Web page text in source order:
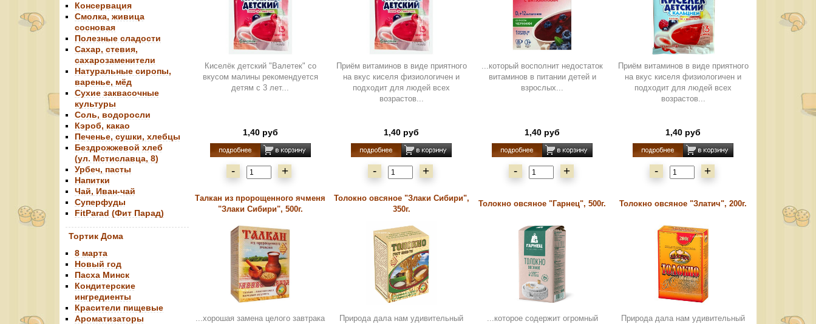
Консервация
Смолка, живица
сосновая
Полезные сладости
Сахар, стевия,
сахарозаменители
Натуральные сиропы,
варенье, мёд
Сухие заквасочные
культуры
Соль, водоросли
Кэроб, какао
Печенье, сушки, хлебцы
Бездрожжевой хлеб
(ул. Мстиславца, 8)
Урбеч, пасты
Напитки
Чай, Иван-чай
Суперфуды
FitParad (Фит Парад)
Тортик Дома
8 марта
Новый год
Пасха Минск
Кондитерские
ингредиенты
Красители пищевые
Ароматизаторы
Киселёк детский "Валетек" со
вкусом малины рекомендуется
детям с 3 лет...
1,40 руб
- +
Приём витаминов в виде приятного
на вкус киселя физиологичен и
подходит для людей всех
возрастов...
1,40 руб
- +
...который восполнит недостаток
витаминов в питании детей и
взрослых...
1,40 руб
- +
Приём витаминов в виде приятного
на вкус киселя физиологичен и
подходит для людей всех
возрастов...
1,40 руб
- +
Талкан из пророщенного ячменя
"Злаки Сибири", 500г.
...хорошая замена целого завтрака
Толокно овсяное "Злаки Сибири",
350г.
Природа дала нам удивительный
Толокно овсяное "Гарнец", 500г.
...которое содержит огромный
Толокно овсяное "Златич", 200г.
Природа дала нам удивительный